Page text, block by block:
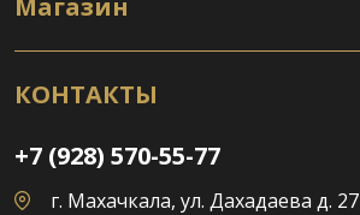
Магазин
КОНТАКТЫ
+7 (928) 570-55-77
г. Махачкала, ул. Дахадаева д. 27